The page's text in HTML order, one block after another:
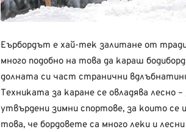
Еърбордът е хай-тек залитане от
много подобно на това да караш
долната си част странични
Техниката за каране се овладява лесно
утвърдени зимни спортове, за които се
това, че бордовете са много леки и